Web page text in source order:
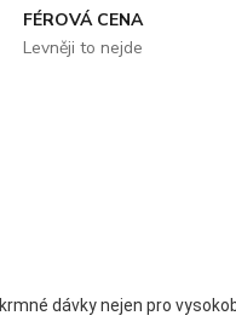
FÉROVÁ CENA
Levněji to nejde
dávky nejen pro